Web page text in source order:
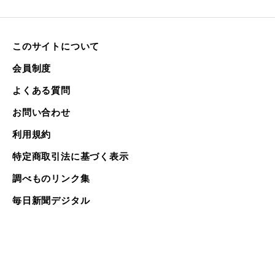
このサイトについて
会員制度
よくある質問
お問い合わせ
利用規約
特定商取引法に基づく表示
調べものリンク集
毎日新聞デジタル